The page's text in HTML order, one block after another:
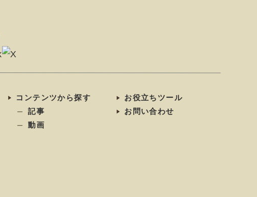
コンテンツから探す
記事
動画
お役立ちツール
お問い合わせ